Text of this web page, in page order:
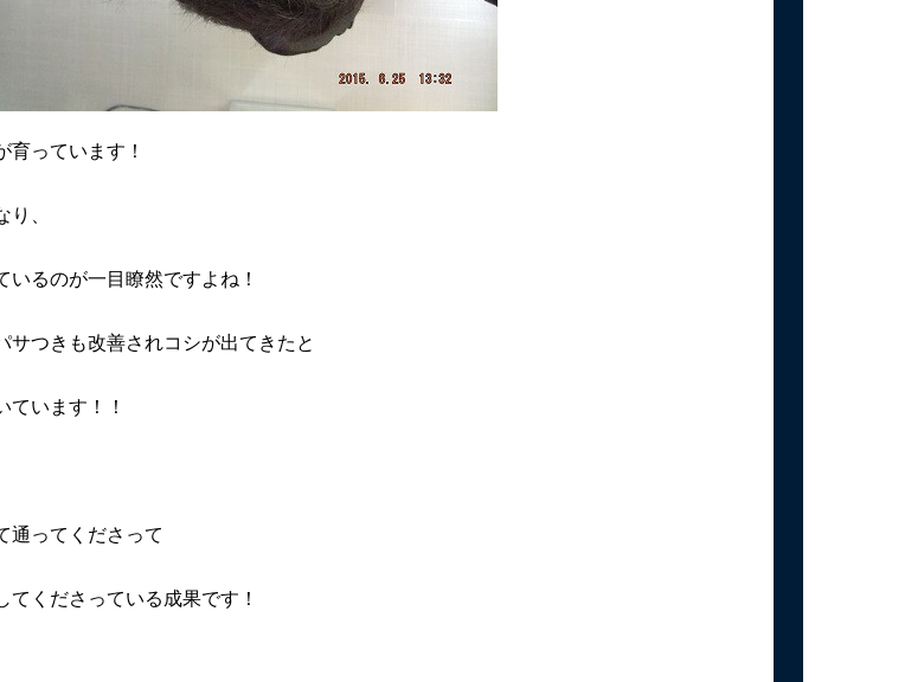
育っています！
、
るのが一目瞭然ですよね！
サつきも改善されコシが出てきたと
ています！！
通ってくださって
てくださっている成果です！